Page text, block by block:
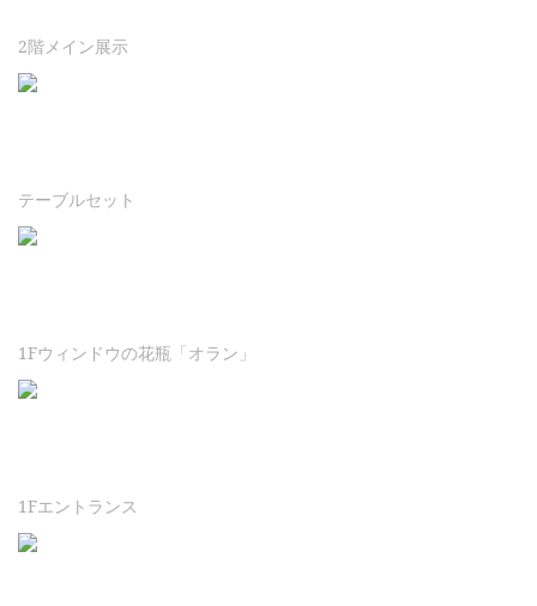
2階メイン展示
テーブルセット
1Fウィンドウの花瓶「オラン」
1Fエントランス